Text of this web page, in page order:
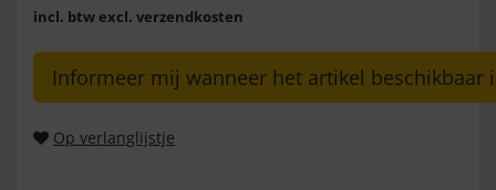
incl. btw excl. verzendkosten
Informeer mij wanneer het artikel beschikbaar
Op verlanglijstje